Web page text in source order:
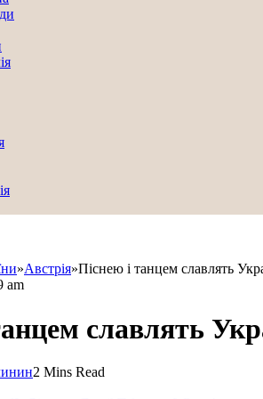
»Австрія»Піснею і танцем славлять
am
славлять
2 Mins Read